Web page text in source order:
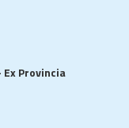
Provincia